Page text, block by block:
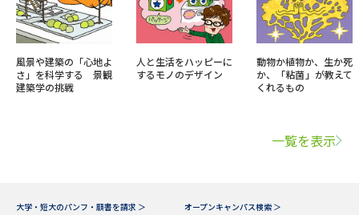
風景や建築の「心地よ
さ」を科学する 景観
建築学の挑戦
人と生活をハッピーに
するモノのデザイン
動物か植物か、生か死
か、「粘菌」が教えて
くれるもの
一覧を表示
大学・短大のパンフ・願書を請求 ＞ オープンキャンパス検索 ＞